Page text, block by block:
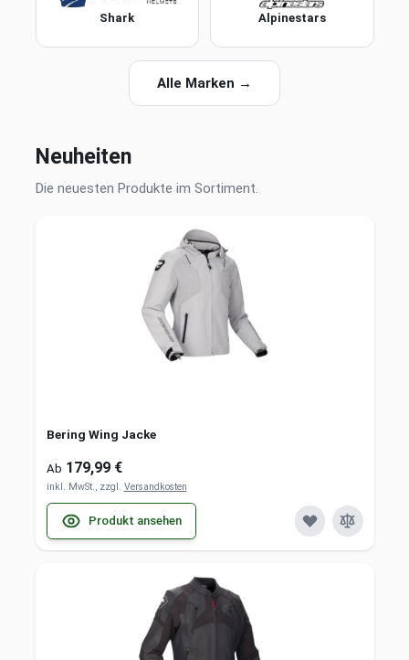
Shark Alpinestars
Alle Marken →
Neuheiten
Die neuesten Produkte im Sortiment.
Bering Wing Jacke
Ab 179,99 €
inkl. MwSt., zzgl. Versandkosten
Produkt ansehen